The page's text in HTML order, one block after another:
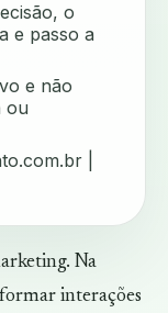
o
e passo a
e não
ou
Na
interações